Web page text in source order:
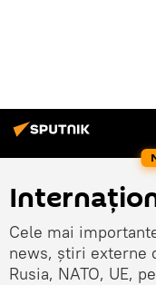
Cele mai
news, știri externe
Rusia, NATO, UE,